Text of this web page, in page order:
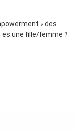
» des
une fille/femme ?